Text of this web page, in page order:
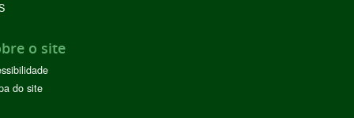
o site
do site